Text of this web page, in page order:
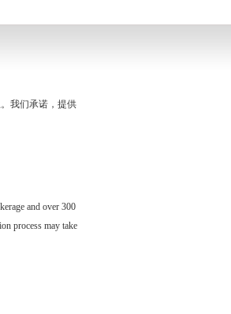
我们承诺，提供
and over 300
process may take